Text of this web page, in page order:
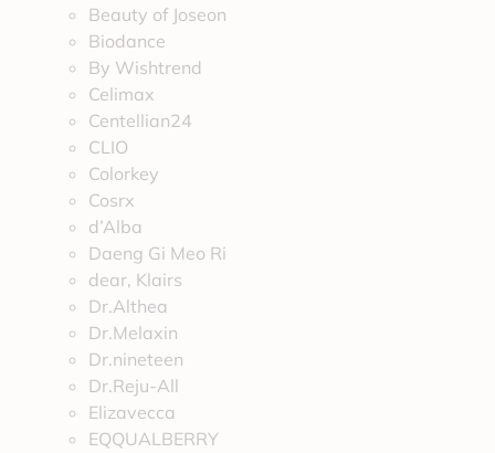
Beauty of Joseon
Biodance
By Wishtrend
Celimax
Centellian24
CLIO
Colorkey
Cosrx
d’Alba
Daeng Gi Meo Ri
dear, Klairs
Dr.Althea
Dr.Melaxin
Dr.nineteen
Dr.Reju-All
Elizavecca
EQQUALBERRY